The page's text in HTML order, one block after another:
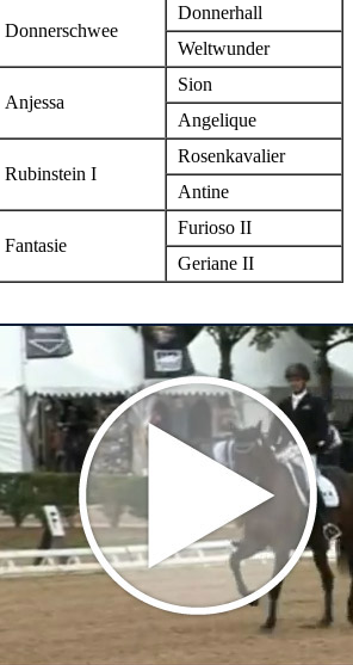
Donnerschwee
Donnerhall
Weltwunder
Anjessa
Sion
Angelique
Rubinstein I
Rosenkavalier
Antine
Fantasie
Furioso II
Geriane II